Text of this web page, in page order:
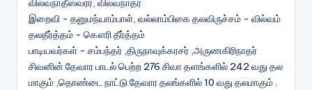
வில்வநாதீஸ்வரர், வில்வநாதர்
இறைவி - தனுமந்யாம்பாள், வல்லாம்பிகை தலவிருச்சம் - வில்வம்
தலதீர்த்தம் - கௌரி தீர்த்தம்
பாடியவர்கள் - சம்பந்தர் ,திருநாவுக்கரசர் ,அருணகிரிநாதர்
சிவனின் தேவார பாடல் பெற்ற 276 சிவா தளங்களில் 242 வது தல
மாகும் ,தொண்டை நாட்டு தேவார தலங்களில் 10 வது தலமாகும் .